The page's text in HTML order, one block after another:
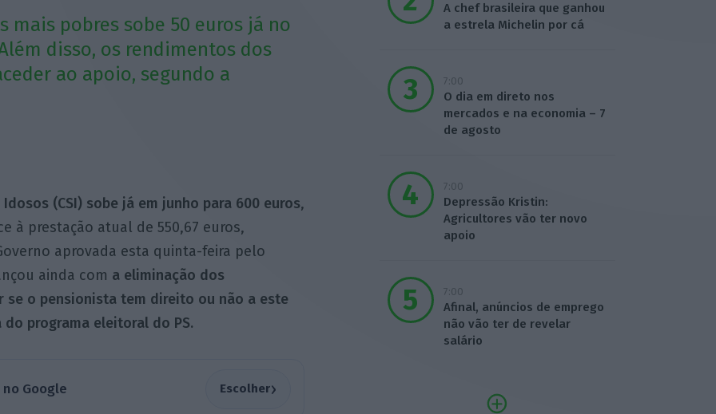
mais pobres sobe 50 euros já no
disso, os rendimentos dos
ao apoio, segundo a
(CSI) sobe já em junho para 600 euros,
à prestação atual de 550,67 euros,
aprovada esta quinta-feira pelo
ainda com a eliminação dos
o pensionista tem direito ou não a este
programa eleitoral do PS.
Google Escolher›
A chef brasileira que ganhou
a estrela Michelin por cá
7:00
O dia em direto nos
mercados e na economia – 7
de agosto
7:00
Depressão Kristin:
Agricultores vão ter novo
apoio
7:00
Afinal, anúncios de emprego
não vão ter de revelar
salário